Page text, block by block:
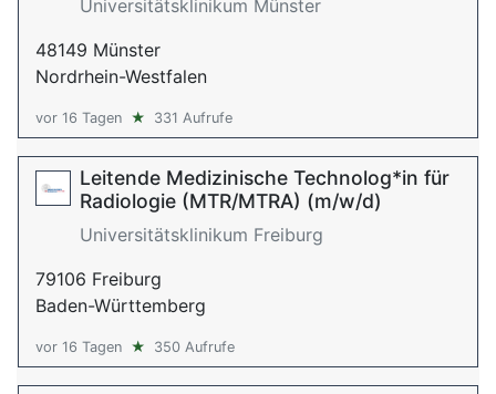
Universitätsklinikum Münster
48149 Münster
Nordrhein-Westfalen
vor 16 Tagen ★ 331 Aufrufe
Leitende Medizinische Technolog*in für
Radiologie (MTR/MTRA) (m/w/d)
Universitätsklinikum Freiburg
79106 Freiburg
Baden-Württemberg
vor 16 Tagen ★ 350 Aufrufe